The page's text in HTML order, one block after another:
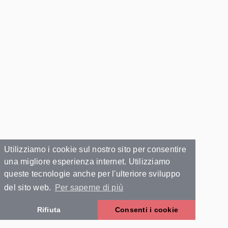
Utilizziamo i cookie sul nostro sito per consentire
una migliore esperienza internet. Utilizziamo
queste tecnologie anche per l'ulteriore sviluppo
del sito web.
Per saperne di più
Rifiuta Consenti i cookie